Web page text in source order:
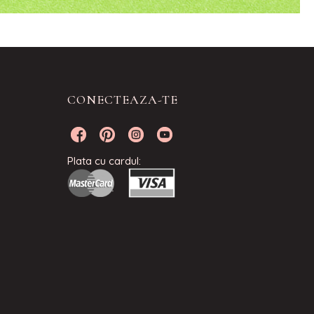
CONECTEAZA-TE
Plata cu cardul: